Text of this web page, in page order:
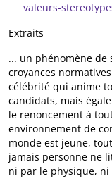
valeurs-
Extraits
... un phénomène de
croyances
célébrité qui anime
candidats, mais
le renoncement à
environnement de
monde est jeune,
jamais personne ne
ni par le physique,